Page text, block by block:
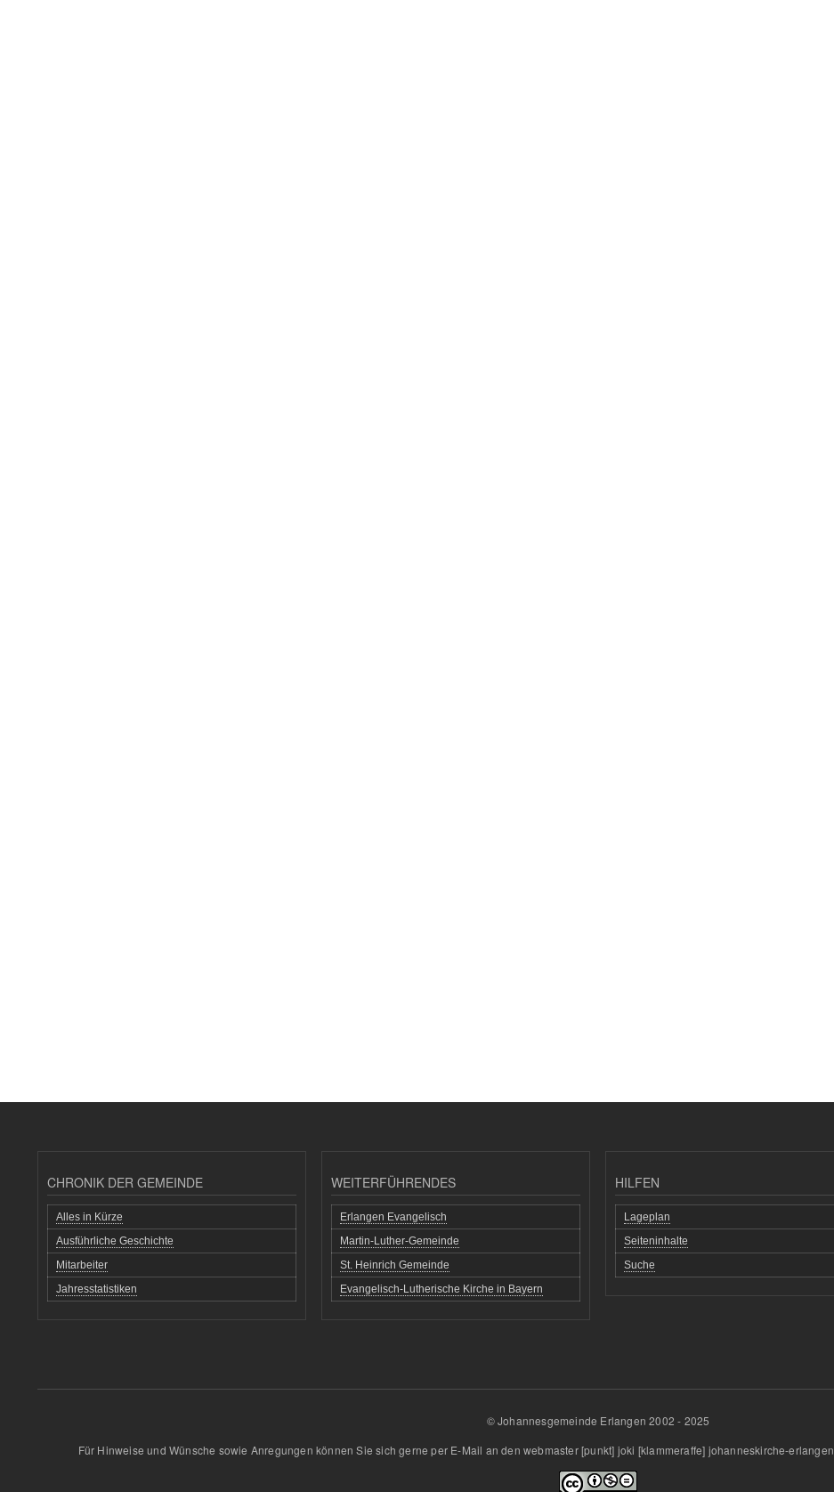
CHRONIK DER GEMEINDE
Alles in Kürze
Ausführliche Geschichte
Mitarbeiter
Jahresstatistiken
WEITERFÜHRENDES
Erlangen Evangelisch
Martin-Luther-Gemeinde
St. Heinrich Gemeinde
Evangelisch-Lutherische Kirche in Bayern
HILFEN
Lageplan
Seiteninhalte
Suche
© Johannesgemeinde Erlangen 2002 - 2025
Für Hinweise und Wünsche sowie Anregungen können Sie sich gerne per E-Mail an denwebmaster[punkt] joki [klammeraffe] johanneskirche-erlangen